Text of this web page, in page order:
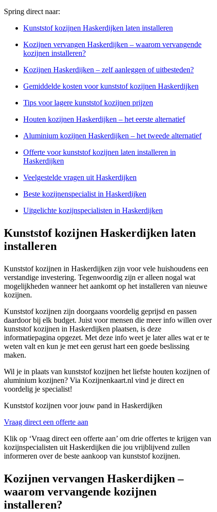
Spring direct naar:
Kunststof kozijnen Haskerdijken laten installeren
Kozijnen vervangen Haskerdijken – waarom vervangende
kozijnen installeren?
Kozijnen Haskerdijken – zelf aanleggen of uitbesteden?
Gemiddelde kosten voor kunststof kozijnen Haskerdijken
Tips voor lagere kunststof kozijnen prijzen
Houten kozijnen Haskerdijken – het eerste alternatief
Aluminium kozijnen Haskerdijken – het tweede alternatief
Offerte voor kunststof kozijnen laten installeren in
Haskerdijken
Veelgestelde vragen uit Haskerdijken
Beste kozijnenspecialist in Haskerdijken
Uitgelichte kozijnspecialisten in Haskerdijken
Kunststof kozijnen Haskerdijken laten
installeren
Kunststof kozijnen in Haskerdijken zijn voor vele huishoudens een
verstandige investering. Tegenwoordig zijn er alleen nogal wat
mogelijkheden wanneer het aankomt op het installeren van nieuwe
kozijnen.
Kunststof kozijnen zijn doorgaans voordelig geprijsd en passen
daardoor bij elk budget. Juist voor mensen die meer info willen over
kunststof kozijnen in Haskerdijken plaatsen, is deze
informatiepagina opgezet. Met deze info weet je later alles wat er te
weten valt en kun je met een gerust hart een goede beslissing
maken.
Wil je in plaats van kunststof kozijnen het liefste houten kozijnen of
aluminium kozijnen? Via Kozijnenkaart.nl vind je direct en
voordelig je specialist!
Kunststof kozijnen voor jouw pand in Haskerdijken
Vraag direct een offerte aan
Klik op ‘Vraag direct een offerte aan’ om drie offertes te krijgen van
kozijnspecialisten uit Haskerdijken die jou vrijblijvend zullen
informeren over de beste aankoop van kunststof kozijnen.
Kozijnen vervangen Haskerdijken –
waarom vervangende kozijnen
installeren?